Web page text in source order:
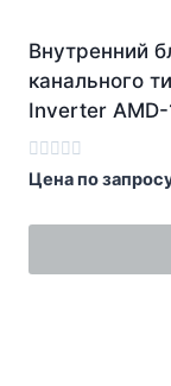
Внутренний
канального
Inverter AMD-
Оценка
0
5
Цена по